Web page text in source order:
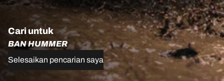
Cari untuk
BAN HUMMER
Selesaikan pencarian saya